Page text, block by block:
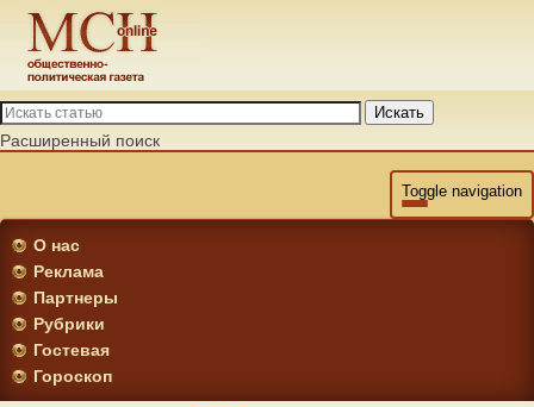
Искать
Расширенный поиск
Toggle navigation
О нас
Реклама
Партнеры
Рубрики
Гостевая
Гороскоп